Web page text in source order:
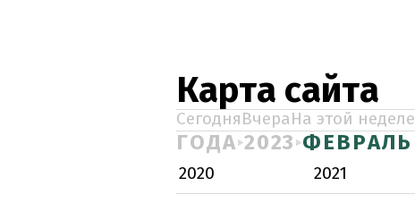
Карта сайта
СегодняВчераНа этой неделе
ГОДА 2023 ФЕВРАЛЬ
2020 2021